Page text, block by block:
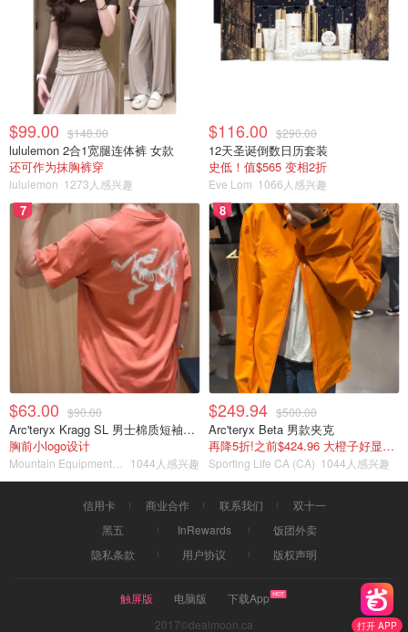
打开 APP
$99.00 $148.00
lululemon 2合1宽腿连体裤 女款
还可作为抹胸裤穿
lululemon 1273人感兴趣
$116.00 $290.00
12天圣诞倒数日历套装
史低！值$565 变相2折
Eve Lom 1066人感兴趣
7
$63.00 $90.00
Arc'teryx Kragg SL 男士棉质短袖T恤
胸前小logo设计
1044人感兴趣
8
$249.94 $500.00
Arc'teryx Beta 男款夹克
再降5折!之前$424.96 大橙子好显白 蹲补
Sporting Life CA (CA) 1044人感兴趣
信用卡 商业合作 联系我们
双十一
黑五
InRewards
饭团外卖
隐私条款
用户协议 版权声明
触屏版 电脑版
下载App
2017©dealmoon.ca